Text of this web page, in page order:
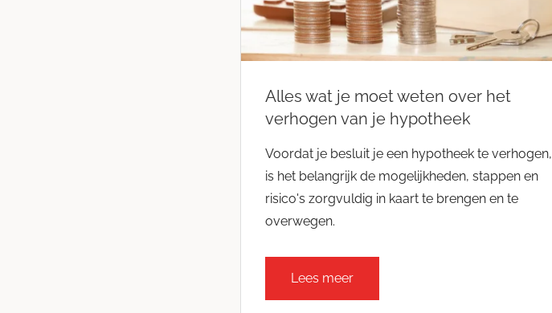
Alles wat je moet weten over het
verhogen van je hypotheek
Voordat je besluit je een hypotheek te verhogen,
is het belangrijk de mogelijkheden, stappen en
risico's zorgvuldig in kaart te brengen en te
overwegen.
Lees meer